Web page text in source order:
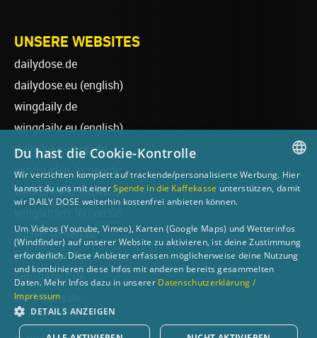
UNSERE WEBSITES
dailydose.de
dailydose.eu (english)
wingdaily.de
wingdaily.eu(english)
dailydose-shop.de
windsurfen-lernen.de
wellenreiten-lernen.de
surfen-lernen.de
foilsurfen.de
sup-basics.de
ski-basics.de
GERMAN
Du hast die Cookie-Kontrolle
Wir verzichten komplett auf trackende/personalisierte Werbung. Hier
kannst du uns mit einerSpende in die Kaffekasse unterstützen, damit
wir DAILY DOSE weiterhin kostenfrei anbieten können.
Um Videos (Youtube, Vimeo), Karten (Google Maps) und Wetterinfos
(Windfinder) auf unserer Website zu aktivieren, ist deine Zustimmung
erforderlich. Diese Anbieter erfassen möglicherweise deine Nutzung
und kombinieren diese Infos mit anderen bereits gesammelten
Daten. Mehr Infos dazu in unserer Datenschutzerklärung /
Impressum
DETAILS ANZEIGEN